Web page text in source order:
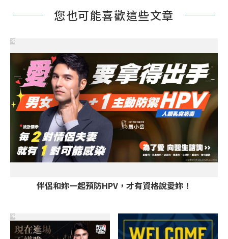
您也可能喜歡這些文章
伴侶和妳一起預防HPV，才有資格說愛妳！
PR
PR